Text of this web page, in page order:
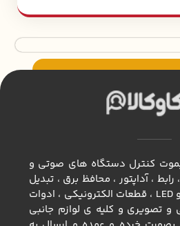
كنترل دستگاه های صوتی و
، آداپتور ، محافظ برق ، تبديل
، آنتن ، پايه براكت LCD و LED ، قطعات الكترونيكي ، ادوات
تصويري و كليه ي لوازم جانبي